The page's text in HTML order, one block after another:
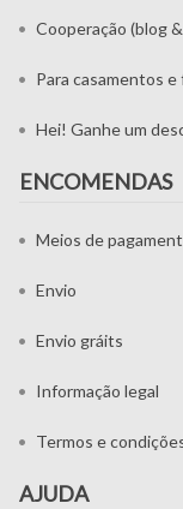
Cooperação (blog
Para casamentos e
Hei! Ganhe um
ENCOMENDAS
Meios de
Envio
Envio gráits
Informação legal
Termos e
AJUDA